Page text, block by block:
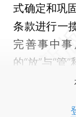
式确定和巩
条款进行一
完善事中
的“放”与“管